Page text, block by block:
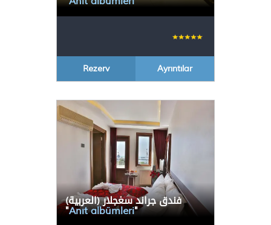
Rezerv Ayrıntılar
(العربية) فندق جراند سغجلار
"Anıt albümleri"